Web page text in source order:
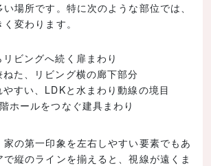
場所です。特に次のような部位では、
変わります。
ビングへ続く扉まわり
た、リビング横の廊下部分
すい、LDKと水まわり動線の境目
ホールをつなぐ建具まわり
家の第一印象を左右しやすい要素でもあ
で縦のラインを揃えると、視線が遠くま